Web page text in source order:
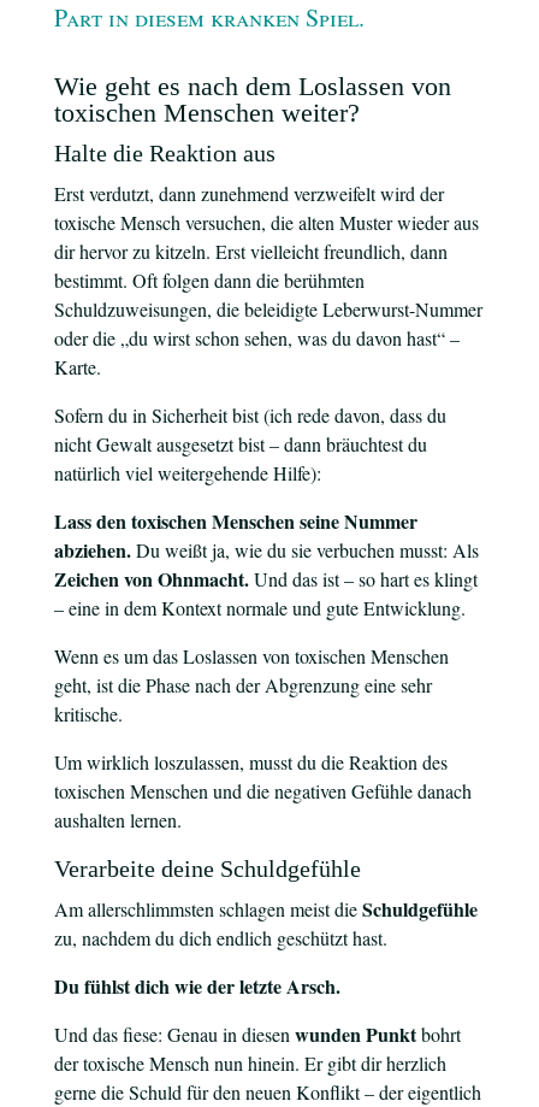
Part in diesem kranken Spiel.
Wie geht es nach dem Loslassen von
toxischen Menschen weiter?
Halte die Reaktion aus
Erst verdutzt, dann zunehmend verzweifelt wird der
toxische Mensch versuchen, die alten Muster wieder aus
dir hervor zu kitzeln. Erst vielleicht freundlich, dann
bestimmt. Oft folgen dann die berühmten
Schuldzuweisungen, die beleidigte Leberwurst-Nummer
oder die „du wirst schon sehen, was du davon hast“ –
Karte.
Sofern du in Sicherheit bist (ich rede davon, dass du
nicht Gewalt ausgesetzt bist – dann bräuchtest du
natürlich viel weitergehende Hilfe):
Lass den toxischen Menschen seine Nummer
abziehen.Du weißt ja, wie du sie verbuchen musst: Als
Zeichen von Ohnmacht.Und das ist – so hart es klingt
– eine in dem Kontext normale und gute Entwicklung.
Wenn es um das Loslassen von toxischen Menschen
geht, ist die Phase nach der Abgrenzung eine sehr
kritische.
Um wirklich loszulassen, musst du die Reaktion des
toxischen Menschen und die negativen Gefühle danach
aushalten lernen.
Verarbeite deine Schuldgefühle
Am allerschlimmsten schlagen meist dieSchuldgefühle
zu, nachdem du dich endlich geschützt hast.
Du fühlst dich wie der letzte Arsch.
Und das fiese: Genau in diesenwunden Punktbohrt
der toxische Mensch nun hinein. Er gibt dir herzlich
gerne die Schuld für den neuen Konflikt – der eigentlich